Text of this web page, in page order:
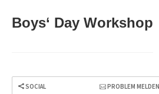
Boys‘ Day Workshop
SOCIAL PROBLEM MELDEN